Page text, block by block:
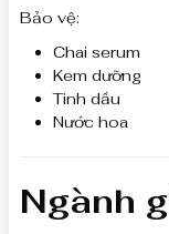
Bảo vệ:
Chai serum
Kem dưỡng
Tinh dầu
Nước hoa
Ngành